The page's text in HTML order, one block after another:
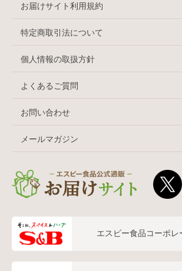
お届けサイト利用規約
特定商取引法について
個人情報の取扱方針
よくあるご質問
お問い合わせ
メールマガジン
エスビー食品コーポレ